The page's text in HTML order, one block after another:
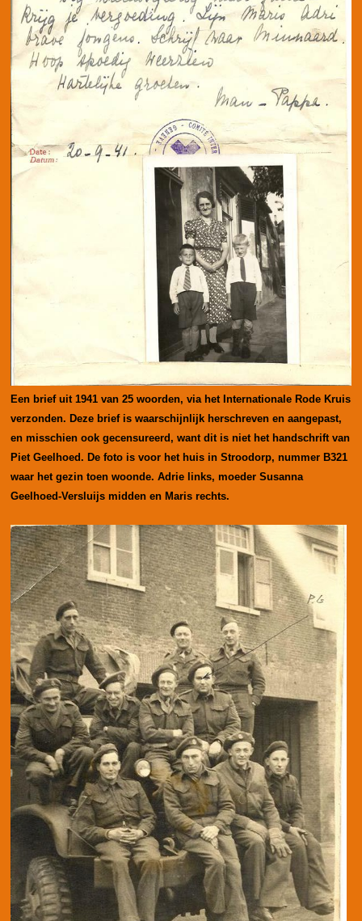
Een brief uit 1941 van 25 woorden, via het Internationale Rode Kruis
verzonden. Deze brief is waarschijnlijk herschreven en aangepast,
en misschien ook gecensureerd, want dit is niet het handschrift van
Piet Geelhoed. De foto is voor het huis in Stroodorp, nummer B321
waar het gezin toen woonde. Adrie links, moeder Susanna
Geelhoed-Versluijs midden en Maris rechts.